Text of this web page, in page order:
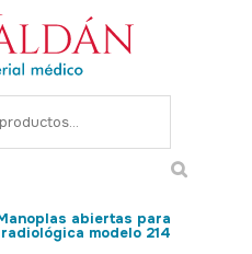
abiertas para
modelo 214